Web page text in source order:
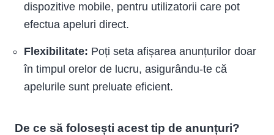
dispozitive mobile, pentru utilizatorii care pot
efectua apeluri direct.
Flexibilitate: Poți seta afișarea anunțurilor doar
în timpul orelor de lucru, asigurându-te că
apelurile sunt preluate eficient.
De ce să folosești acest tip de anunțuri?